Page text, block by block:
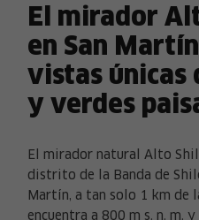
El mirador
en San
vistas únicas
y verdes
El mirador natural Alto
distrito de la Banda de
Martín, a tan solo 1 km de
encuentra a 800 m s. n. m.